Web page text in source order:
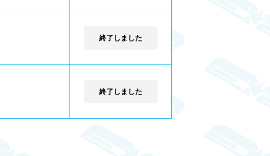
終了しました
終了しました